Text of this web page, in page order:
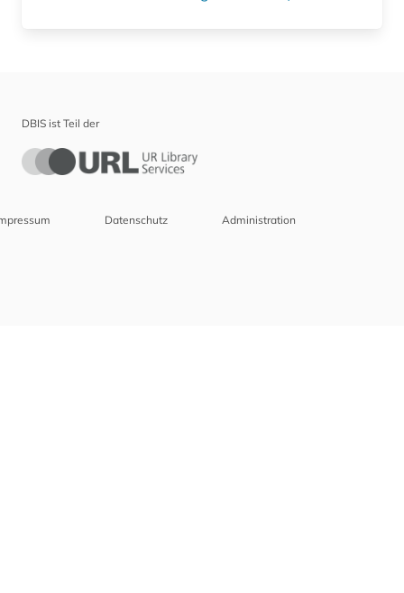
DBIS ist Teil der
Datenschutz Administration